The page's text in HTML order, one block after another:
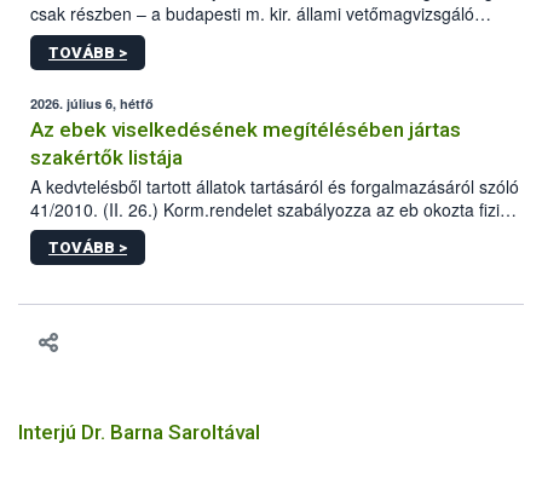
csak részben – a budapesti m. kir. állami vetőmagvizsgáló
állomás a Kis Rókus utca 15. szám alatti, Czigler Győző által
tervezett új épületébe.
TOVÁBB >
2026. július 6, hétfő
Az ebek viselkedésének megítélésében jártas
szakértők listája
A kedvtelésből tartott állatok tartásáról és forgalmazásáról szóló
41/2010. (II. 26.) Korm.rendelet szabályozza az eb okozta fizikai
sérülés, illetve ennek veszélye keletkezésekor felmerülő
hatósági feladatokat, valamint a veszélyes eb tartását és annak
vonni az ebek viselkedésének megítélésében jártas szakértőt.
TOVÁBB >
Interjú Dr. Barna Saroltával